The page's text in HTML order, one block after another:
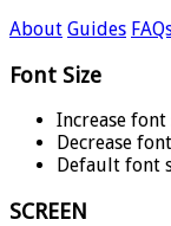
About Guides
Font Size
Increase font
Decrease
Default font
SCREEN